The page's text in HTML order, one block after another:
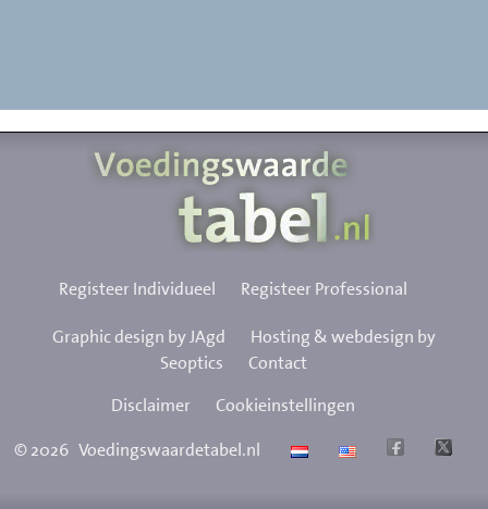
Registeer Individueel Registeer Professional
Graphic design by JAgd
Hosting & webdesign by
Seoptics
Contact
Disclaimer
Cookieinstellingen
©2026 Voedingswaardetabel.nl